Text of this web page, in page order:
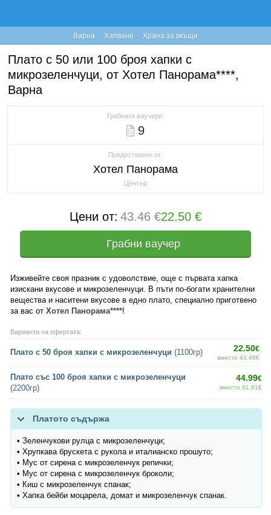
Варна · Хапване · Храна за вкъщи
Плато с 50 или 100 броя хапки с
микрозеленчуци, от Хотел Панорама****,
Варна
Грабнати ваучери:
9
Предоставено от:
Хотел Панорама
Център
Цени от: 43.46 €22.50 €
Грабни ваучер
Изживейте своя празник с удоволствие, още с първата хапка
изискани вкусове и микрозеленчуци. В пъти по-богати хранителни
вещества и наситени вкусове в едно плато, специално приготвено
за вас от Хотел Панорама****!
Варианти на офертата:
Плато с 50 броя хапки с микрозеленчуци (1100гр) 22.50€
вместо 43.46€
Плато със 100 броя хапки с микрозеленчуци
(2200гр)
44.99€
вместо 81.81€
Платото съдържа
• Зеленчукови рулца с микрозеленчуци;
• Хрупкава брускета с рукола и италианско прошуто;
• Мус от сирена с микрозеленчук репички;
• Мус от сирена с микрозеленчук броколи;
• Киш с микрозеленчук спанак;
• Хапка бейби моцарела, домат и микрозеленчук спанак.